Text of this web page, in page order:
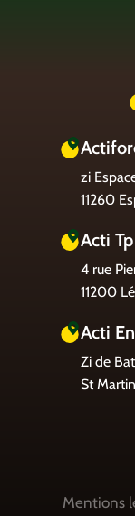
zi
11260
Acti Tp
4 rue
11200
Acti
Zi de
St
Mentions